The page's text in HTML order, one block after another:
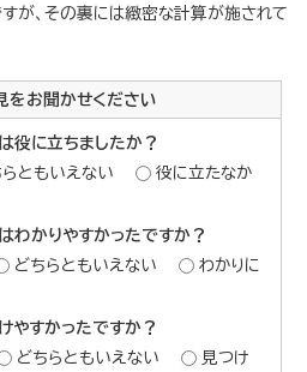
が、その裏には緻密な計算が施されて
をお聞かせください
役に立ちましたか？
らともいえない
役に立たなか
わかりやすかったですか？
どちらともいえない
わかりに
やすかったですか？
どちらともいえない
見つけ